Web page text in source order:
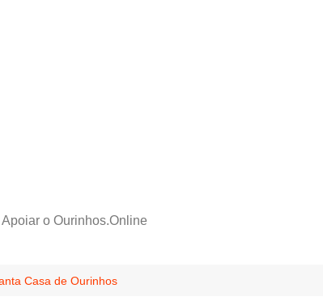
Apoiar o Ourinhos.Online
Casa de Ourinhos